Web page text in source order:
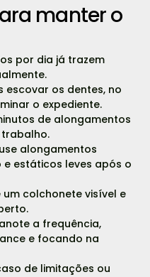
manter o
por dia já trazem
escovar os dentes, no
o expediente.
de alongamentos
alongamentos
estáticos leves após o
um colchonete visível e
a frequência,
e focando na
de limitações ou